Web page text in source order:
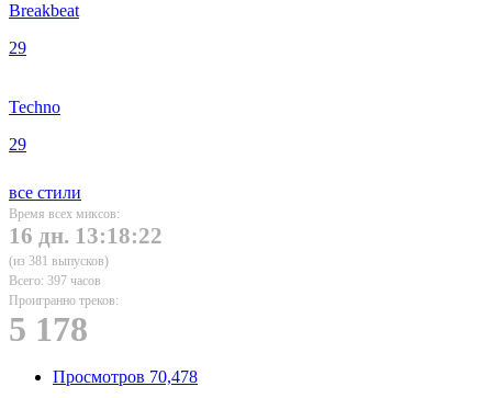
Breakbeat
29
Techno
29
все стили
Время всех миксов:
16 дн. 13:18:22
(из 381 выпусков)
Всего: 397 часов
Проигранно треков:
5 178
Просмотров 70,478